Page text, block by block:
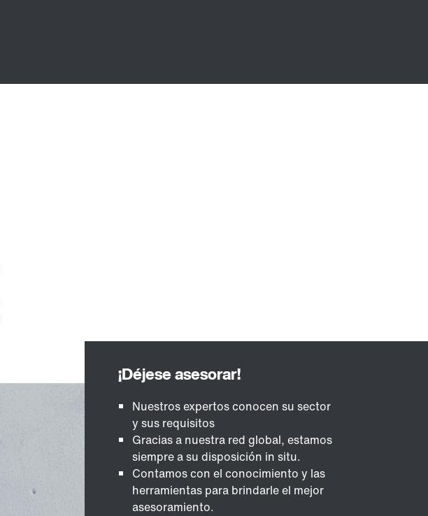
Nuestros expertos conocen su sector
y sus requisitos
Gracias a nuestra red global, estamos
siempre a su disposición in situ.
Contamos con el conocimiento y las
herramientas para brindarle el mejor
asesoramiento.